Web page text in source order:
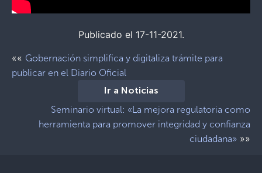
Publicado el 17-11-2021.
«« Gobernación simplifica y digitaliza trámite para
publicar en el Diario Oficial
Ir a Noticias
Seminario virtual: «La mejora regulatoria como
herramienta para promover integridad y confianza
ciudadana» »»